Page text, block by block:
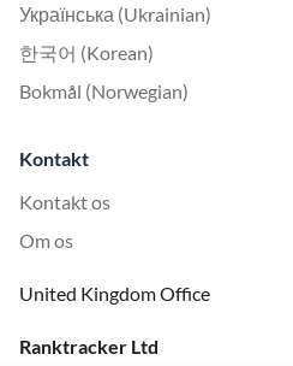
Українська (Ukrainian)
한국어 (Korean)
Bokmål (Norwegian)
Kontakt
Kontakt os
Om os
United Kingdom Office
Ranktracker Ltd